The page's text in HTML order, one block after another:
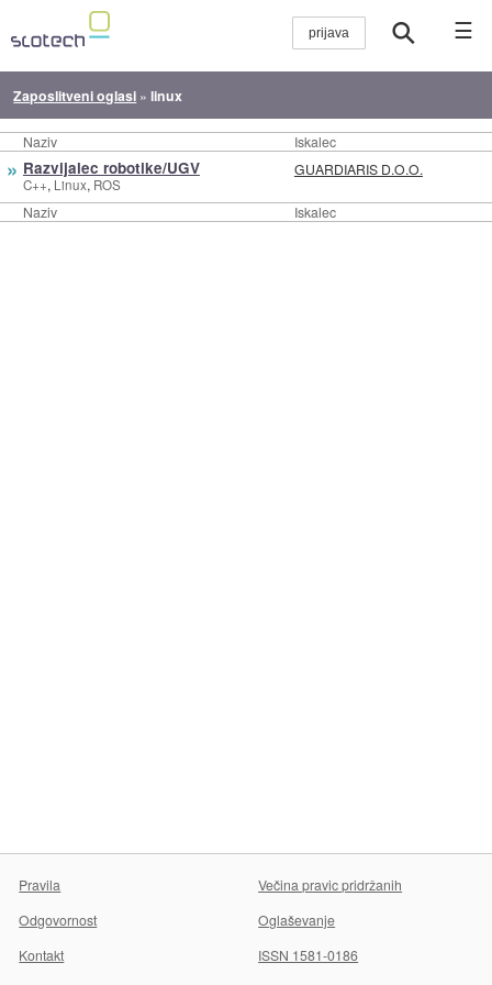
☰
Zaposlitveni oglasi »linux
Naziv Iskalec
Naziv Iskalec
» Razvijalec robotike/UGV
C++, Linux, ROS
GUARDIARIS D.O.O.
Pravila
Večina pravic pridržanih
Odgovornost
Oglaševanje
Kontakt
ISSN 1581-0186